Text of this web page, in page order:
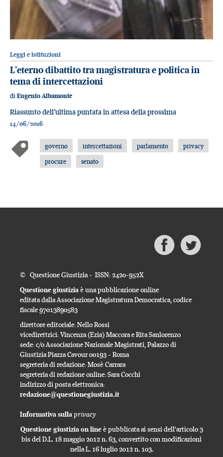
Leggi e istituzioni
L’eterno dibattito tra magistratura e politica in
tema di intercettazioni
di Eugenio Albamonte
Riassunto dell’ultima puntata in attesa della prossima
14/06/2016
governo intercettazioni parlamento
privacy
procure
senato
© Questione Giustizia - ISSN: 2420-952X
Questione giustiziaè una pubblicazione online
editata dalla Associazione Magistratura Democratica, codice
fiscale 97013890583
direttore editoriale: Nello Rossi
vicedirettrici: Vincenza (Ezia) Maccora e Rita Sanlorenzo
sede: c/o Associazione Nazionale Magistrati, Palazzo di
Giustizia Piazza Cavour 00193 - Roma
segreteria di redazione: Mosè Carrara
segreteria di redazione online: Sara Cocchi
indirizzo di posta elettronica:
redazione@questionegiustizia.it
Informativa sullaprivacy
Questione giustizia on lineè pubblicata ai sensi dell'articolo 3
bis del D.L. 18 maggio 2012 n. 63, convertito con modificazioni
nella L. 16 luglio 2012 n. 103.